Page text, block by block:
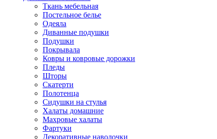
Ткань мебельная
Постельное белье
Одеяла
Диванные подушки
Подушки
Покрывала
Ковры и ковровые дорожки
Пледы
Шторы
Скатерти
Полотенца
Сидушки на стулья
Халаты домашние
Махровые халаты
Фартуки
Декоративные наволочки